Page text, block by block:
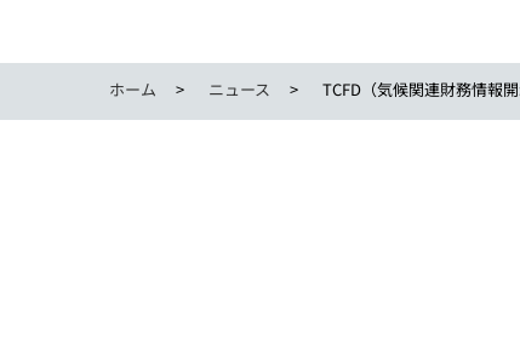
ホーム ニュース TCFD（気候関連財務情報